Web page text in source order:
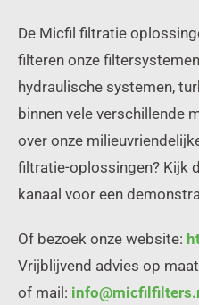
De Micfil filtratie
filteren onze
hydraulische systemen,
binnen vele verschillende
over onze
filtratie-oplossingen? Kijk
kanaal voor een
Of bezoek onze website:
Vrijblijvend advies op
of mail: